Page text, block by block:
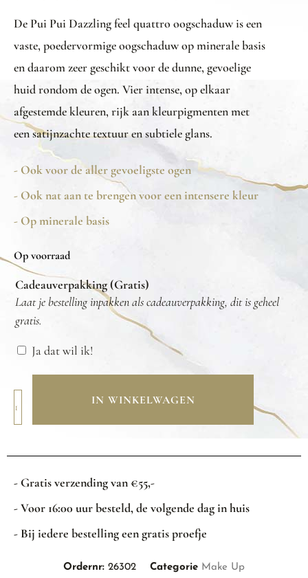
De Pui Pui Dazzling feel quattro oogschaduw is een
vaste, poedervormige oogschaduw op minerale basis
en daarom zeer geschikt voor de dunne, gevoelige
huid rondom de ogen. Vier intense, op elkaar
afgestemde kleuren, rijk aan kleurpigmenten met
een satijnzachte textuur en subtiele glans.
- Ook voor de aller gevoeligste ogen
- Ook nat aan te brengen voor een intensere kleur
- Op minerale basis
Op voorraad
Cadeauverpakking (Gratis)
Laat je bestelling inpakken als cadeauverpakking, dit is geheel
gratis.
Ja dat wil ik!
IN WINKELWAGEN
- Gratis verzending van €55,-
- Voor 16:00 uur besteld, de volgende dag in huis
- Bij iedere bestelling een gratis proefje
Ordernr: 26302 Categorie Make Up